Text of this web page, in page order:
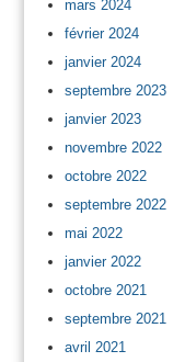
mars 2024
février 2024
janvier 2024
septembre 2023
janvier 2023
novembre 2022
octobre 2022
septembre 2022
mai 2022
janvier 2022
octobre 2021
septembre 2021
avril 2021